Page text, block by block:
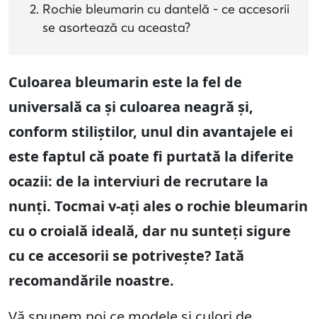
Rochie bleumarin cu dantelă - ce accesorii
se asortează cu aceasta?
Culoarea bleumarin este la fel de
universală ca și culoarea neagră și,
conform stiliștilor, unul din avantajele ei
este faptul că poate fi purtată la diferite
ocazii: de la interviuri de recrutare la
nunți. Tocmai v-ați ales o rochie bleumarin
cu o croială ideală, dar nu sunteți sigure
cu ce accesorii se potrivește? Iată
recomandările noastre.